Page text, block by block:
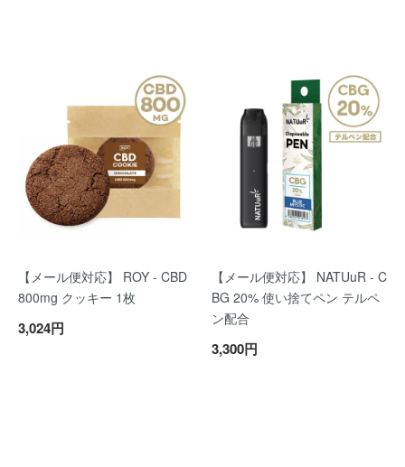
【メール便対応】 ROY - CBD
800mg クッキー 1枚
3,024円
【メール便対応】 NATUuR - C
BG 20% 使い捨てペン テルペ
ン配合
3,300円